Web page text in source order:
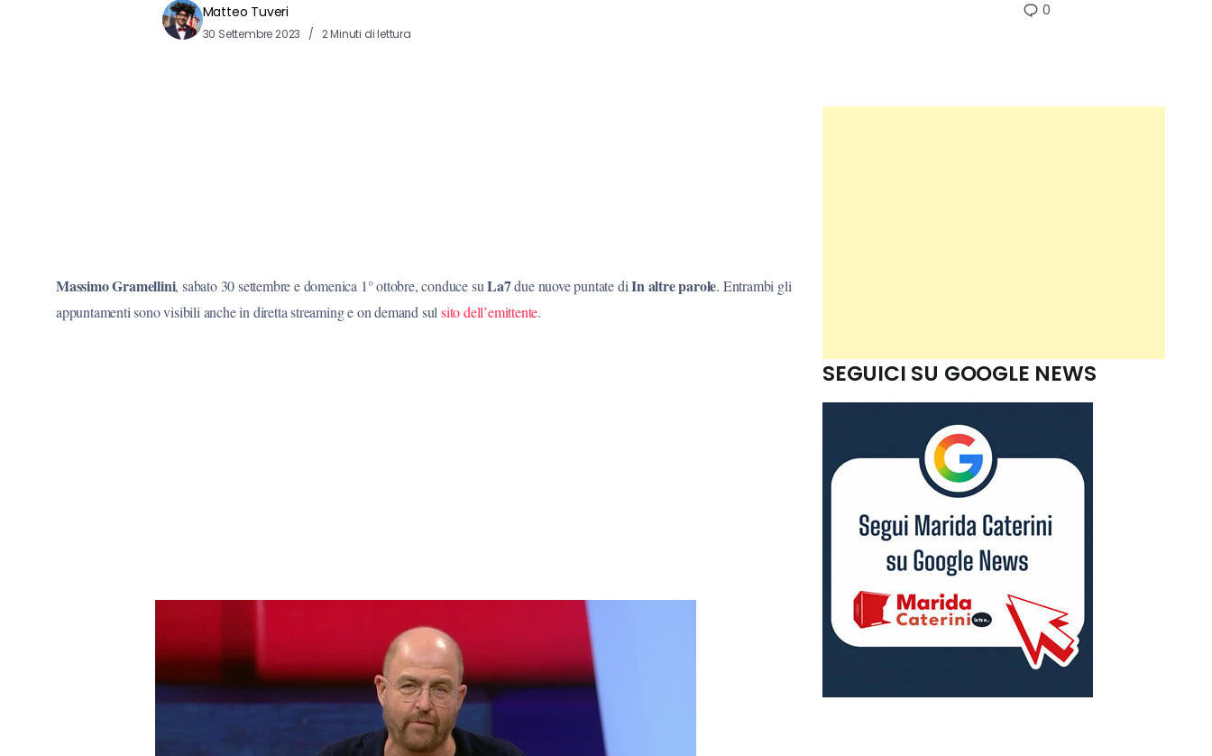
Matteo Tuveri
30 Settembre 2023 2 Minuti di lettura
0
Massimo Gramellini, sabato 30 settembre e domenica 1° ottobre, conduce suLa7due nuove puntate diIn altre parole. Entrambi gli
appuntamenti sono visibili anche in diretta streaming e on demand sul sito dell’emittente.
SEGUICI SU GOOGLE NEWS